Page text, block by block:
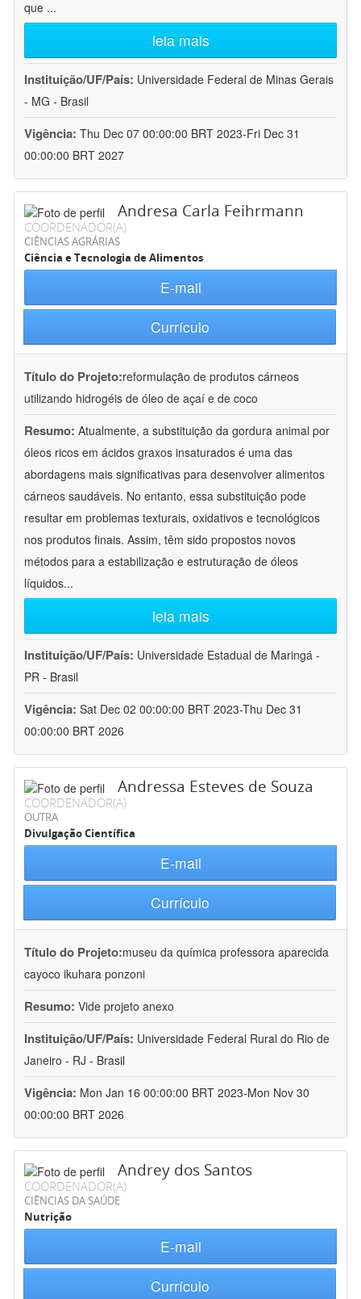
que ...
leia mais
Instituição/UF/País: Universidade Federal de Minas Gerais
- MG - Brasil
Vigência: Thu Dec 07 00:00:00 BRT 2023-Fri Dec 31
00:00:00 BRT 2027
Andresa Carla Feihrmann
COORDENADOR(A)
CIÊNCIAS AGRÁRIAS
Ciência e Tecnologia de Alimentos
E-mail
Currículo
Título do Projeto:reformulação de produtos cárneos
utilizando hidrogéis de óleo de açaí e de coco
Resumo: Atualmente, a substituição da gordura animal por
óleos ricos em ácidos graxos insaturados é uma das
abordagens mais significativas para desenvolver alimentos
cárneos saudáveis. No entanto, essa substituição pode
resultar em problemas texturais, oxidativos e tecnológicos
nos produtos finais. Assim, têm sido propostos novos
métodos para a estabilização e estruturação de óleos
líquidos...
leia mais
Instituição/UF/País: Universidade Estadual de Maringá -
PR - Brasil
Vigência: Sat Dec 02 00:00:00 BRT 2023-Thu Dec 31
00:00:00 BRT 2026
Andressa Esteves de Souza
COORDENADOR(A)
OUTRA
Divulgação Científica
E-mail
Currículo
Título do Projeto:museu da química professora aparecida
cayoco ikuhara ponzoni
Resumo: Vide projeto anexo
Instituição/UF/País: Universidade Federal Rural do Rio de
Janeiro - RJ - Brasil
Vigência: Mon Jan 16 00:00:00 BRT 2023-Mon Nov 30
00:00:00 BRT 2026
Andrey dos Santos
COORDENADOR(A)
CIÊNCIAS DA SAÚDE
Nutrição
E-mail
Currículo